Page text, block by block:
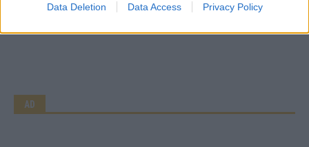
Data Deletion Data Access Privacy Policy
AD